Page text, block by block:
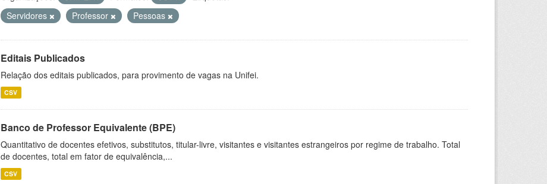
Servidores
Professor Pessoas
Editais Publicados
Relação dos editais publicados, para provimento de vagas na Unifei.
CSV
Banco de Professor Equivalente (BPE)
Quantitativo de docentes efetivos, substitutos, titular-livre, visitantes e visitantes estrangeiros por regime de trabalho. Total
de docentes, total em fator de equivalência,...
CSV